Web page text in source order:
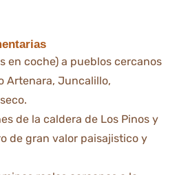
en coche) a pueblos cercanos
Artenara, Juncalillo,
de la caldera de Los Pinos y
de gran valor paisajistico y